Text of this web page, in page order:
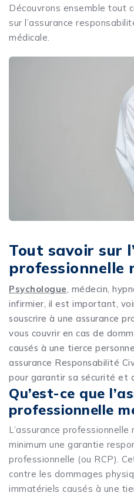
Découvrons ensemble tout
sur l’assurance
médicale.
Tout savoir sur
professionnelle
Psychologue, médecin,
infirmier, il est important,
souscrire à une assurance
vous couvrir en cas de
causés à une tierce
assurance Responsabilité
pour garantir sa sécurité et
Qu’est-ce que
professionnelle
L’assurance
minimum une garantie
professionnelle (ou RCP).
contre les dommages
immatériels causés à une